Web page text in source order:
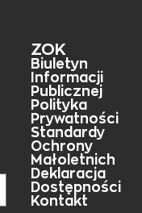
ZOK
Biuletyn
Informacji
Publicznej
Polityka
Prywatności
Standardy
Ochrony
Małoletnich
Deklaracja
Dostępności
Kontakt